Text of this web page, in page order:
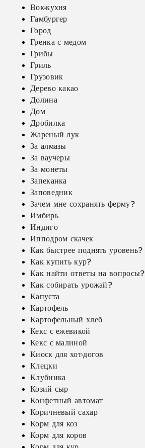
Вок-кухня
Гамбургер
Город
Гренка с медом
Грибы
Гриль
Грузовик
Дерево какао
Долина
Дом
Дробилка
Жареный лук
За алмазы
За ваучеры
За монеты
Запеканка
Заповедник
Зачем мне сохранять ферму?
Имбирь
Индиго
Ипподром скачек
Как быстрее поднять уровень?
Как купить кур?
Как найти ответы на вопросы?
Как собирать урожай?
Капуста
Картофель
Картофельный хлеб
Кекс с ежевикой
Кекс с малиной
Киоск для хот-догов
Клецки
Клубника
Козий сыр
Конфетный автомат
Коричневый сахар
Корм для коз
Корм для коров